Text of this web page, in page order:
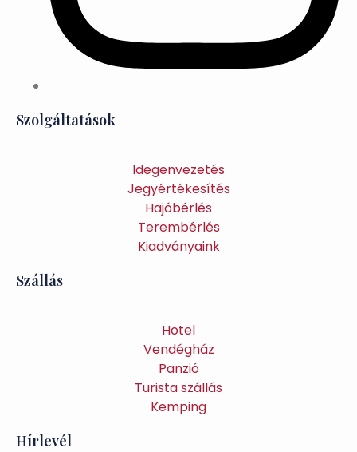
Szolgáltatások
Idegenvezetés
Jegyértékesítés
Hajóbérlés
Terembérlés
Kiadványaink
Szállás
Hotel
Vendégház
Panzió
Turista szállás
Kemping
Hírlevél